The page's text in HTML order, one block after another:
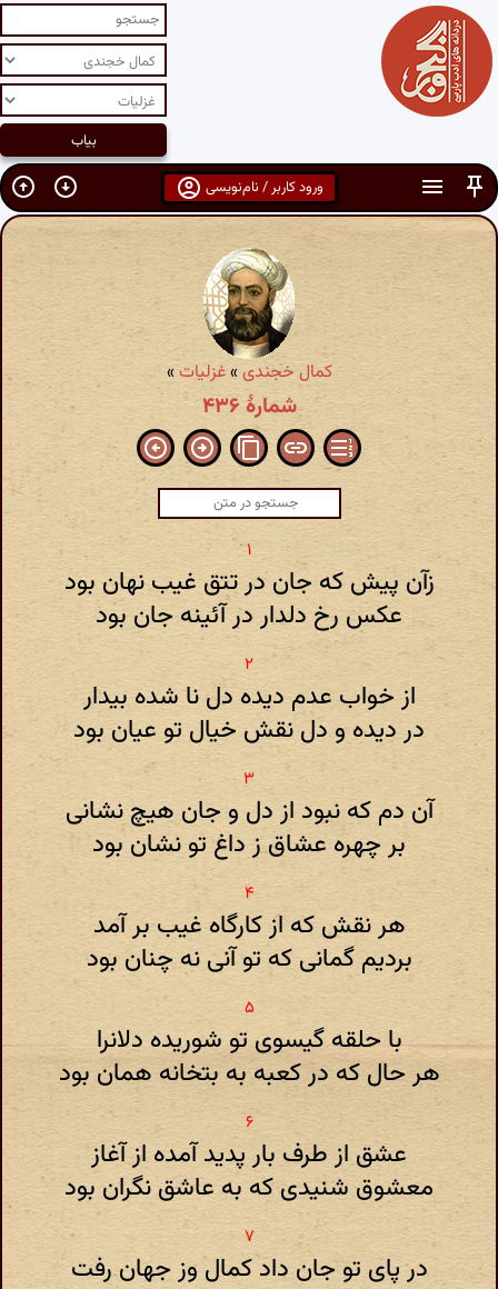
ورود کاربر / نام‌نویسی
کمال خجندی»غزلیات»
شمارهٔ ۴۳۶
زآن پیش که جان در تتق غیب نهان بود
عکس رخ دلدار در آئینه جان بود
از خواب عدم دیده دل نا شده بیدار
در دیده و دل نقش خیال تو عیان بود
آن دم که نبود از دل و جان هیچ نشانی
بر چهره عشاق ز داغ تو نشان بود
هر نقش که از کارگاه غیب بر آمد
بردیم گمانی که تو آنی نه چنان بود
با حلقه گیسوی تو شوریده دلانرا
هر حال که در کعبه به بتخانه همان بود
عشق از طرف بار پدید آمده از آغاز
معشوق شنیدی که به عاشق نگران بود
در پای تو جان داد کمال وز جهان رفت